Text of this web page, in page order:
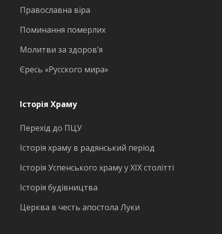
Православна віра
Поминання померлих
Молитви за здоров’я
Єресь «Русского мира»
Історія Храму
Перехід до ПЦУ
Історія храму в радянський період
Історія Успенського храму у ХІХ столітті
Історія будівництва
Церква в честь апостола Луки